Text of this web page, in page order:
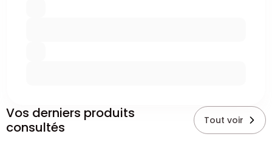
Vos derniers produits
consultés
Tout voir